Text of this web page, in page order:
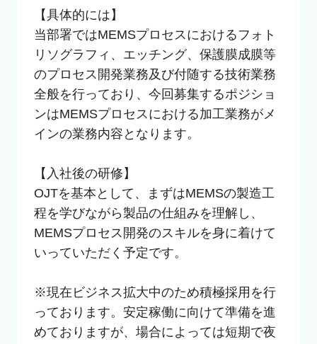
【具体的には】
当部署ではMEMSプロセスにおけるフォト
リソグラフィ、エッチング、保護膜成膜等
のプロセス開発業務及び付随する技術業務
全般を行っており、今回募集するポジショ
ンはMEMSプロセスにおける加工業務がメ
インの業務内容となります。
【入社後の研修】
OJTを基本として、まずはMEMSの製造工
程を学びながら製品の仕組みを理解し、
MEMSプロセス開発のスキルを身に着けて
いっていただく予定です。
※現在ビジネス拡大中のため積極採用を行
っております。安定稼働に向けて準備を進
めておりますが、場合によっては短期で夜